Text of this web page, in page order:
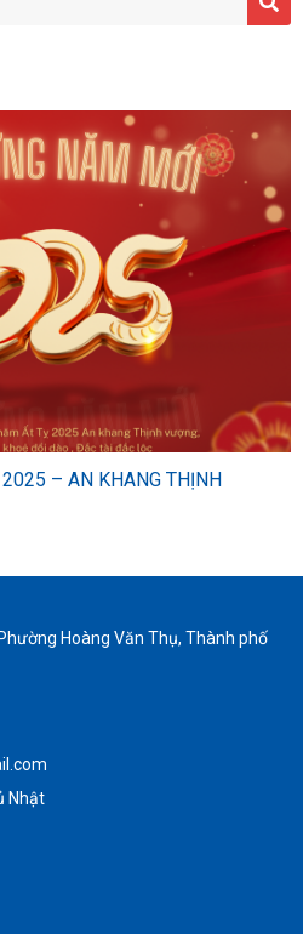
– AN KHANG THỊNH
Hoàng Văn Thụ, Thành phố
Nhật